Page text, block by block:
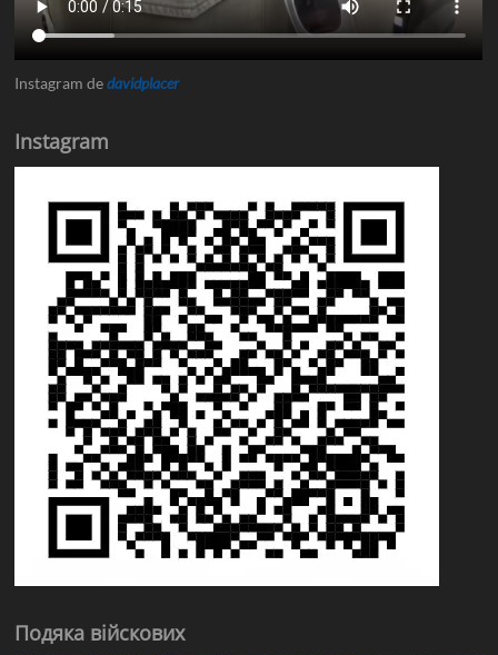
Instagram dedavidplacer
Instagram
Подяка війскових